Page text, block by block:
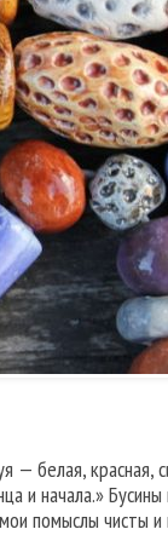
— белая, красная,
и начала.»
помыслы чисты